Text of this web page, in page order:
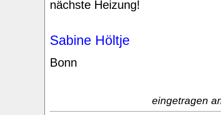
nächste Heizung!
Sabine Höltje
Bonn
eingetragen